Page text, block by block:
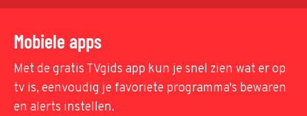
Mobiele apps
Met de gratis TVgids app kun je snel zien wat er op
tv is, eenvoudig je favoriete programma's bewaren
en alerts instellen.